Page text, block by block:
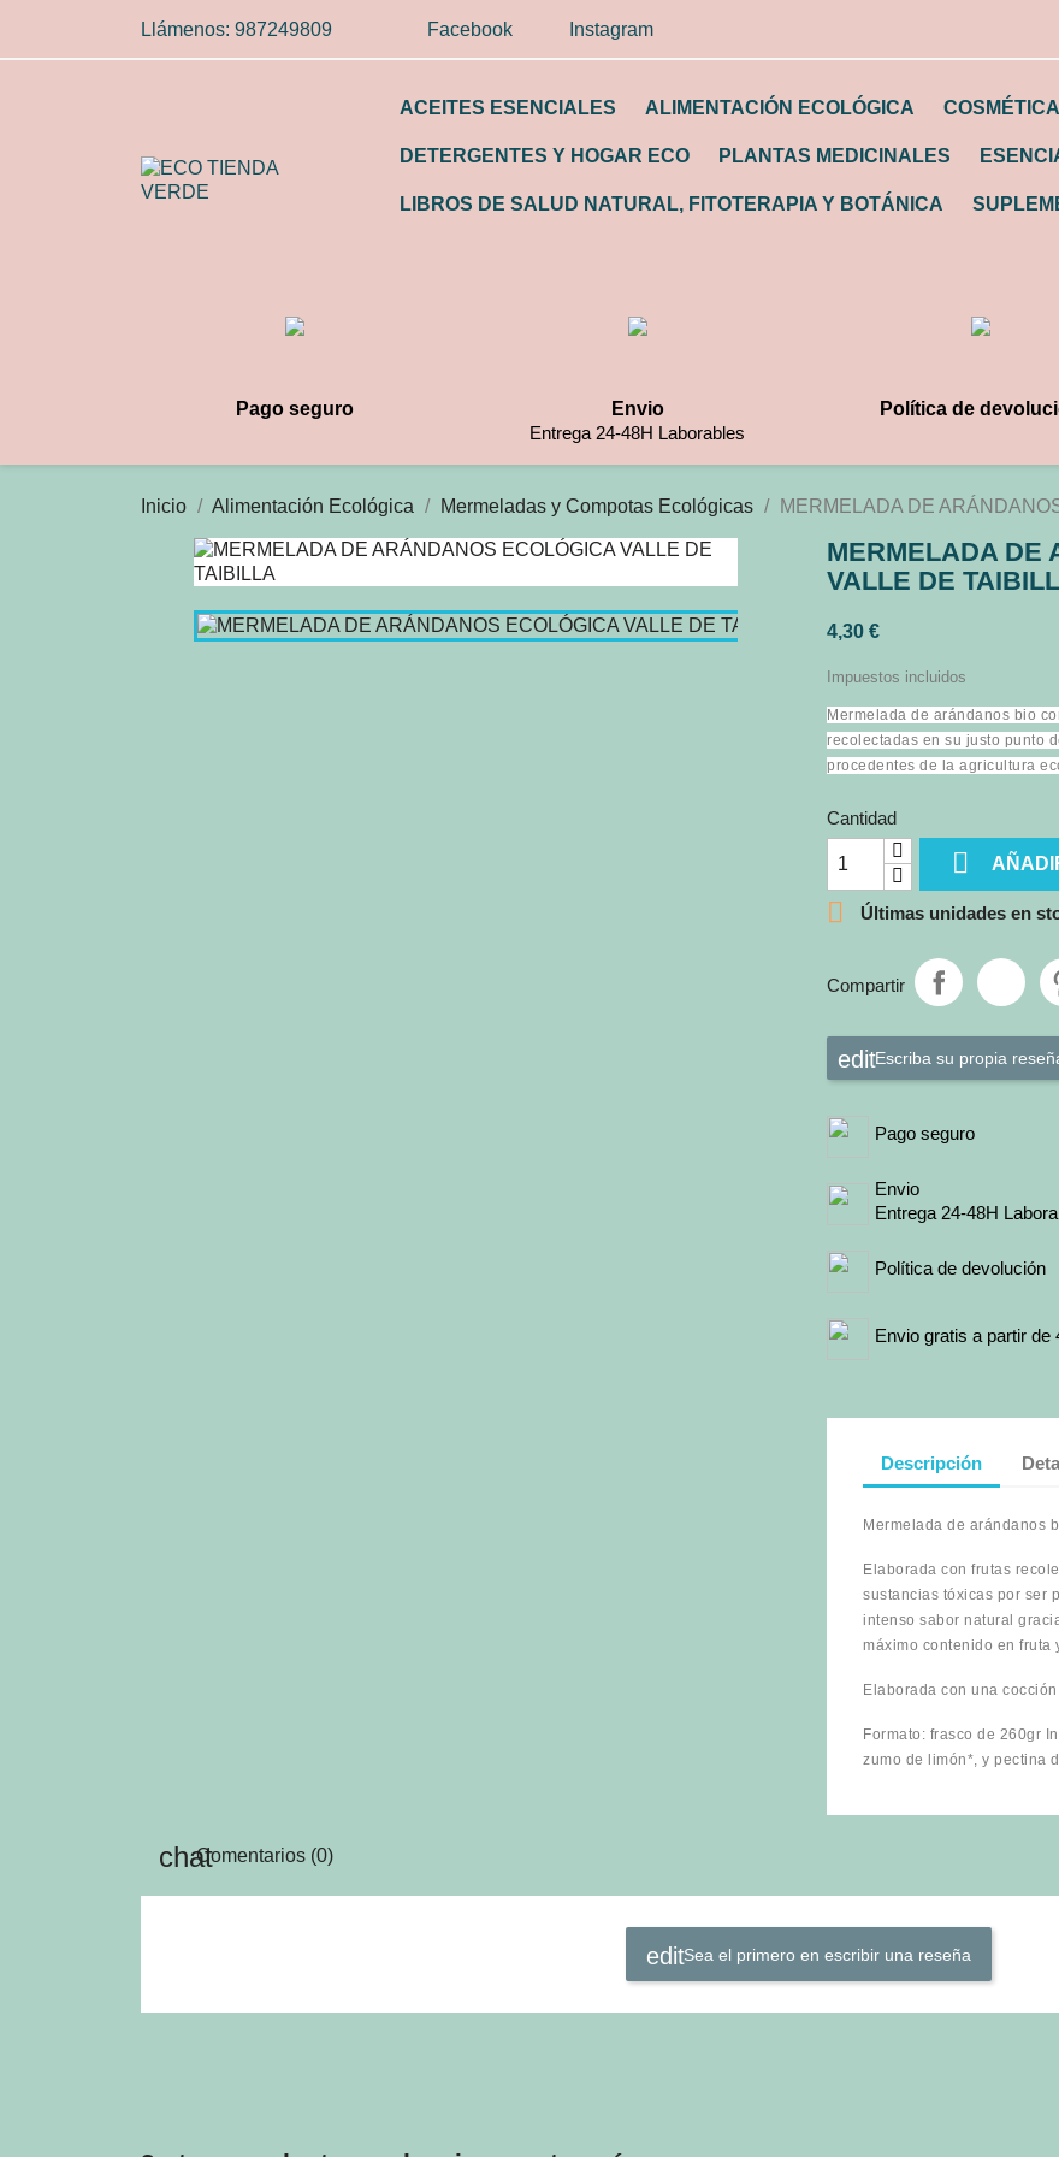
Llámenos: 987249809 Facebook Instagram
ACEITES ESENCIALES ALIMENTACIÓN ECOLÓGICA
DETERGENTES Y HOGAR ECO PLANTAS MEDICINALES
LIBROS DE SALUD NATURAL, FITOTERAPIA Y BOTÁNICA
Pago seguro
Envio
Entrega 24-48H Laborables
Política de
Inicio Alimentación Ecológica Mermeladas y Compotas Ecológicas MERMELADA DE
MERMELADA DE
VALLE DE
4,30 €
Impuestos incluidos
Mermelada de arándanos bio
recolectadas en su justo punto
procedentes de la agricultura
Cantidad

 Últimas unidades en
Compartir
Escriba su propia
Pago seguro
Envio
Entrega 24-48H
Política de devolución
Envio gratis a partir de
Descripción
Mermelada de arándanos
Elaborada con frutas
sustancias tóxicas por ser
intenso sabor natural
máximo contenido en fruta
Elaborada con una
Formato: frasco de 260gr
zumo de limón*, y pectina
Comentarios (0)
Sea el primero en escribir una reseña